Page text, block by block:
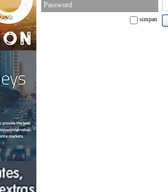
Password
simpan